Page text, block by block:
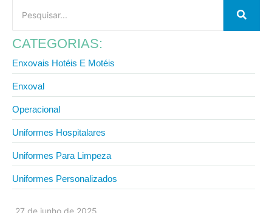
27 de junho de 2025
CATEGORIAS:
Enxovais Hotéis E Motéis
Enxoval
Operacional
Uniformes Hospitalares
Uniformes Para Limpeza
Uniformes Personalizados